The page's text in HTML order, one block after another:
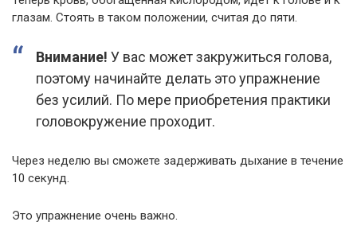
глазам. Стоять в таком положении, считая до пяти.
Внимание! У вас может закружиться голова,
поэтому начинайте делать это упражнение
без усилий. По мере приобретения практики
головокружение проходит.
Через неделю вы сможете задерживать дыхание в течение
10 секунд.
Это упражнение очень важно.